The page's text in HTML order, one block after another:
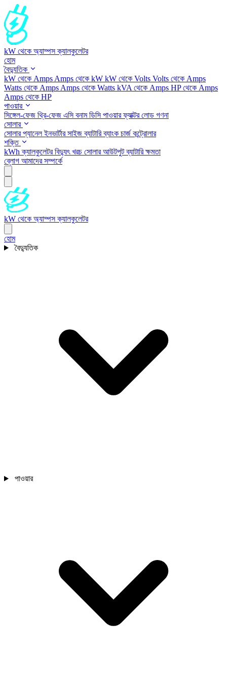
kW থেকে অ্যাম্পস ক্যালকুলেটর
হোম
বৈদ্যুতিক
kW থেকে Amps Amps থেকে kW kW থেকে Volts Volts থেকে Amps
Watts থেকে Amps Amps থেকে Watts kVA থেকে Amps HP থেকে Amps
Amps থেকে HP
পাওয়ার
সিঙ্গেল-ফেজ থ্রি-ফেজ এসি বনাম ডিসিপাওয়ার ফ্যাক্টরলোড গণনা
সোলার
সোলার প্যানেলইনভার্টার সাইজব্যাটারি ব্যাংক চার্জ কন্ট্রোলার
শক্তি
kWh ক্যালকুলেটরবিদ্যুৎ খরচ সোলার আউটপুটব্যাটারি ক্ষমতা
ব্লোগ আমাদের সম্পর্কে
kW থেকে অ্যাম্পস ক্যালকুলেটর
হোম
বৈদ্যুতিক
পাওয়ার